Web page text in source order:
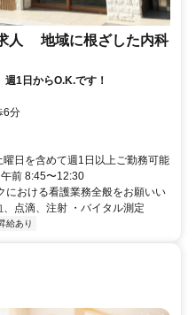
人 地域に根ざした内科
1日からO.K.です！
6分
日を含めて週1日以上ご勤務可能
前 8:45〜12:30
における看護業務全般をお願いい
点滴、注射 ・バイタル測定
給あり